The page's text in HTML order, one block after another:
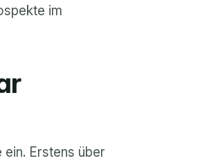
im
Erstens über